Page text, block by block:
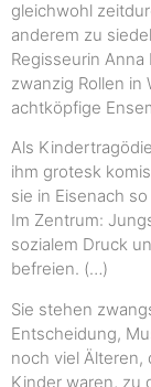
gleichwohl
anderem zu
Regisseurin
zwanzig Rollen in
achtköpfige
Als
ihm grotesk
sie in Eisenach
Im Zentrum:
sozialem Druck
befreien. (…)
Sie stehen
Entscheidung,
noch viel Älteren,
Kinder waren, zu